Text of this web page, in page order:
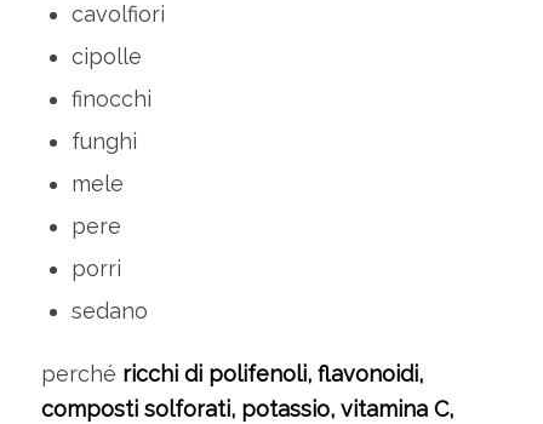
cavolfiori
cipolle
finocchi
funghi
mele
pere
porri
sedano
perché ricchi di polifenoli, flavonoidi,
composti solforati, potassio, vitamina C,